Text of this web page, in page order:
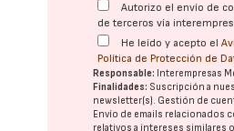
Autorizo el envío de
de terceros vía
He leído y acepto el
Política de Protección de
Responsable: Interempresas
Finalidades: Suscripción a
newsletter(s). Gestión de
Envío de emails relacionados
relativos a intereses similares o